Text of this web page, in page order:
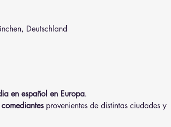
Deutschland
en español en Europa.
provenientes de distintas ciudades y